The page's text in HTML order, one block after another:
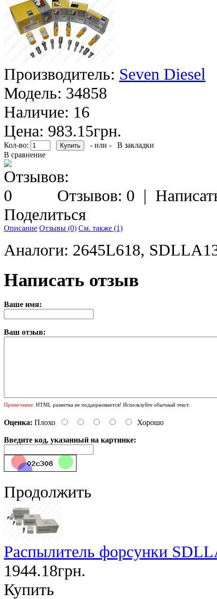
Производитель: Seven Diesel
Модель: 34858
Наличие: 16
Цена: 983.15грн.
Кол-во: - или -
В закладки
В сравнение
Отзывов: 0 |
Поделиться
Описание Отзывы (0) См. также (1)
Аналоги: 2645L618,
Написать отзыв
Ваше имя:
Ваш отзыв:
Примечание: HTML разметка не поддерживается! Используйте обычный текст.
Оценка: Плохо Хорошо
Введите код, указанный на картинке:
Продолжить
Распылитель форсунки
1944.18грн.
Купить